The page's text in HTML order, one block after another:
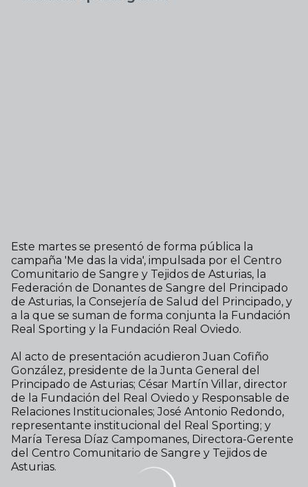
Este martes se presentó de forma pública la
campaña 'Me das la vida', impulsada por el Centro
Comunitario de Sangre y Tejidos de Asturias, la
Federación de Donantes de Sangre del Principado
de Asturias, la Consejería de Salud del Principado, y
a la que se suman de forma conjunta la Fundación
Real Sporting y la Fundación Real Oviedo.
Al acto de presentación acudieron Juan Cofiño
González, presidente de la Junta General del
Principado de Asturias; César Martín Villar, director
de la Fundación del Real Oviedo y Responsable de
Relaciones Institucionales; José Antonio Redondo,
representante institucional del Real Sporting; y
María Teresa Díaz Campomanes, Directora-Gerente
del Centro Comunitario de Sangre y Tejidos de
Asturias.